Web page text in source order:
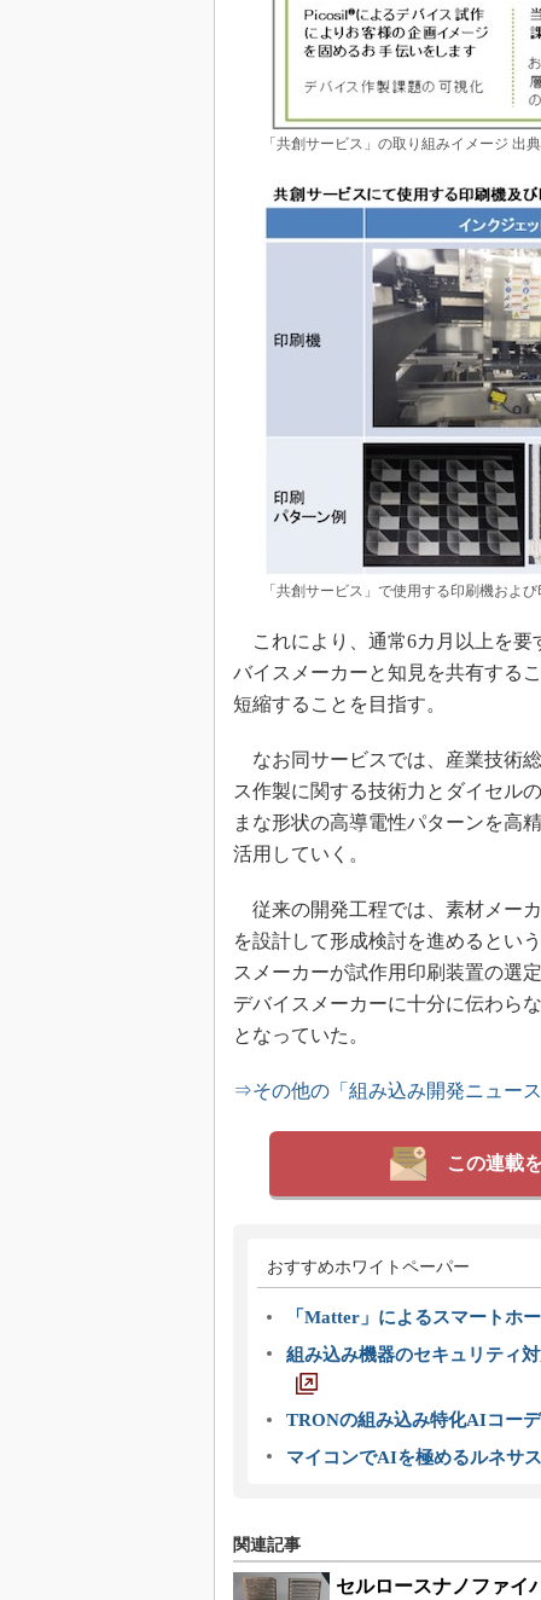
「共創サービス」の取り組みイメージ 出
「共創サービス」で使用する印刷機およ
これにより、通常6カ月以上を要
バイスメーカーと知見を共有する
短縮することを目指す。
なお同サービスでは、産業技術
ス作製に関する技術力とダイセル
まな形状の高導電性パターンを高
活用していく。
従来の開発工程では、素材メー
を設計して形成検討を進めるとい
スメーカーが試作用印刷装置の選
デバイスメーカーに十分に伝わら
となっていた。
⇒その他の「組み込み開発ニュー
この連載
おすすめホワイトペーパー
「Matter」によるスマートホ
組み込み機器のセキュリティ
TRONの組み込み特化AIコー
マイコンでAIを極めるルネサ
関連記事
セルロースナノファイ